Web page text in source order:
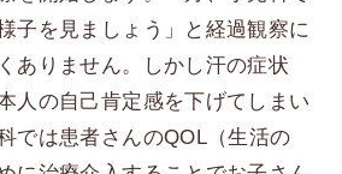
子を見ましょう」と経過観察に
ありません。しかし汗の症状
人の自己肯定感を下げてしまい
では患者さんのQOL（生活の